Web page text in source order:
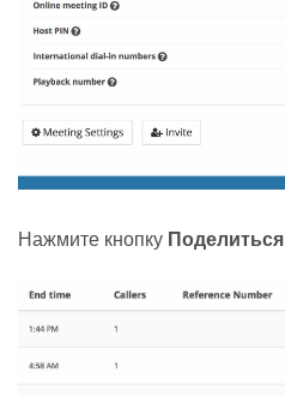
Нажмите кнопку Поделиться